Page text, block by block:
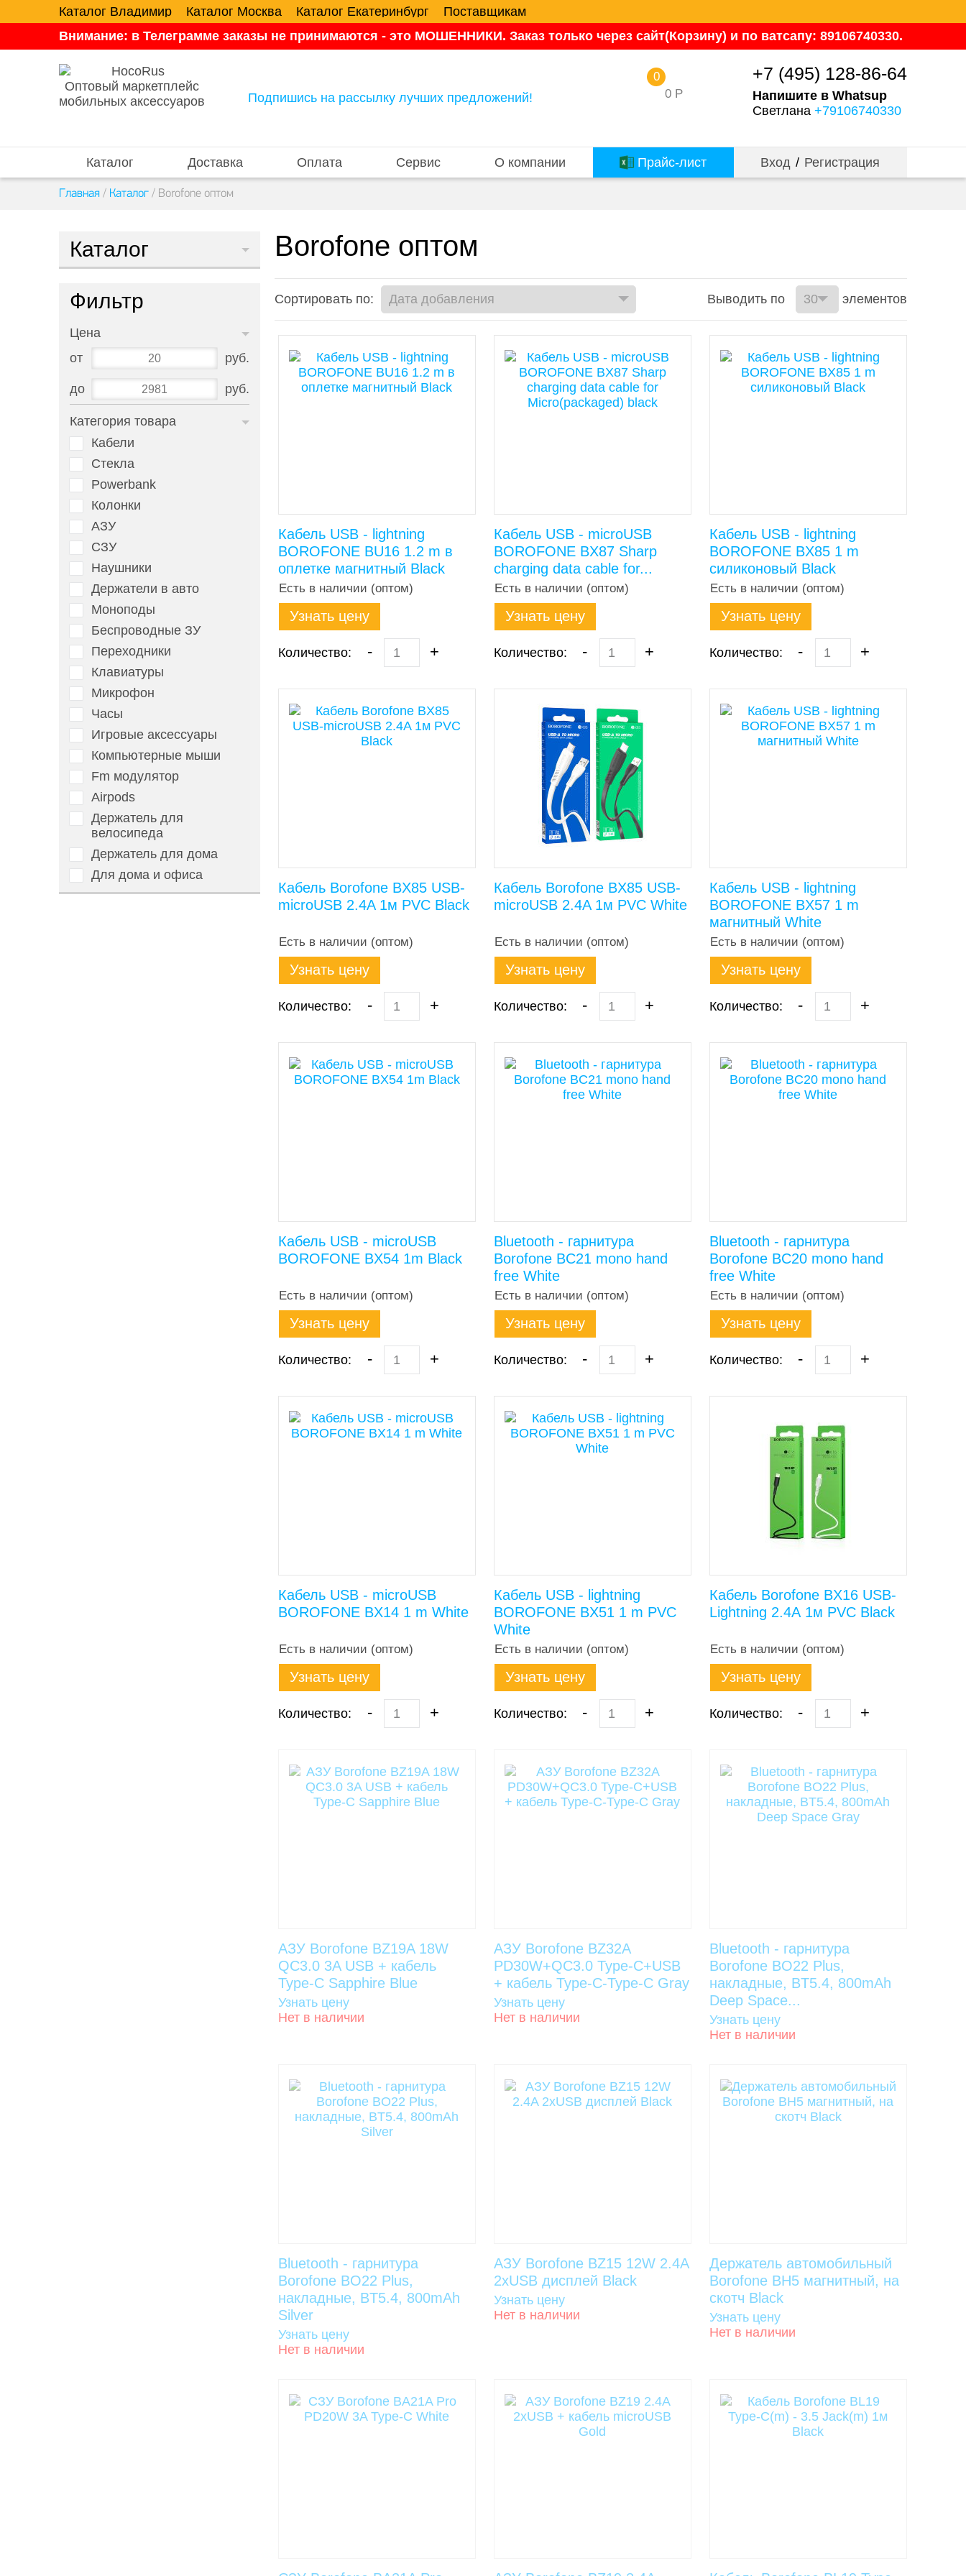
Каталог Владимир Каталог Москва Каталог Екатеринбург
Поставщикам
Внимание: в Телеграмме заказы не принимаются - это МОШЕННИКИ. Заказ только через сайт(Корзину) и по ватсапу: 89106740330.
Оптовый маркетплейс
мобильных аксессуаров
Подпишись на рассылку лучших предложений! 0 Р
0 +7 (495) 128-86-64
Напишите в Whatsup
Светлана +79106740330
Каталог Доставка Оплата Сервис О компании Прайс-лист Вход / Регистрация
Главная / Каталог / Borofone оптом
Borofone оптом
Сортировать по: Выводить по элементов
Кабель USB - lightning
BOROFONE BU16 1.2 m в
оплетке магнитный Black
Есть в наличии (оптом)
Узнать цену
Количество: - +
Кабель USB - microUSB
BOROFONE BX87 Sharp
charging data cable for...
Есть в наличии (оптом)
Узнать цену
Количество: - +
Кабель USB - lightning
BOROFONE BX85 1 m
силиконовый Black
Есть в наличии (оптом)
Узнать цену
Количество: - +
Кабель Borofone BX85 USB-
microUSB 2.4A 1м PVC Black
Есть в наличии (оптом)
Узнать цену
Количество: - +
Кабель Borofone BX85 USB-
microUSB 2.4A 1м PVC White
Есть в наличии (оптом)
Узнать цену
Количество: - +
Кабель USB - lightning
BOROFONE BX57 1 m
магнитный White
Есть в наличии (оптом)
Узнать цену
Количество: - +
Кабель USB - microUSB
BOROFONE BX54 1m Black
Есть в наличии (оптом)
Узнать цену
Количество: - +
Bluetooth - гарнитура
Borofone BC21 mono hand
free White
Есть в наличии (оптом)
Узнать цену
Количество: - +
Bluetooth - гарнитура
Borofone BC20 mono hand
free White
Есть в наличии (оптом)
Узнать цену
Количество: - +
Кабель USB - microUSB
BOROFONE BX14 1 m White
Есть в наличии (оптом)
Узнать цену
Количество: - +
Кабель USB - lightning
BOROFONE BX51 1 m PVC
White
Есть в наличии (оптом)
Узнать цену
Количество: - +
Кабель Borofone BX16 USB-
Lightning 2.4А 1м PVC Black
Есть в наличии (оптом)
Узнать цену
Количество: - +
АЗУ Borofone BZ19A 18W
QC3.0 3A USB + кабель
Type-C Sapphire Blue
Узнать цену
Нет в наличии
АЗУ Borofone BZ32A
PD30W+QC3.0 Type-C+USB
+ кабель Type-C-Type-C Gray
Узнать цену
Нет в наличии
Bluetooth - гарнитура
Borofone BO22 Plus,
накладные, BT5.4, 800mAh
Deep Space...
Узнать цену
Нет в наличии
Bluetooth - гарнитура
Borofone BO22 Plus,
накладные, BT5.4, 800mAh
Silver
Узнать цену
Нет в наличии
АЗУ Borofone BZ15 12W 2.4A
2xUSB дисплей Black
Узнать цену
Нет в наличии
Держатель автомобильный
Borofone BH5 магнитный, на
скотч Black
Узнать цену
Нет в наличии
Каталог
Фильтр
Цена
от
руб.
до руб.
Категория товара
Кабели
Стекла
Powerbank
Колонки
АЗУ
СЗУ
Наушники
Держатели в авто
Моноподы
Беспроводные ЗУ
Переходники
Клавиатуры
Микрофон
Часы
Игровые аксессуары
Компьютерные мыши
Fm модулятор
Airpods
Держатель для
велосипеда
Держатель для дома
Для дома и офиса